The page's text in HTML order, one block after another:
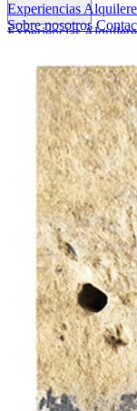
Experiencias
Italiano
Menu
Experiencias
Sobre nosotros